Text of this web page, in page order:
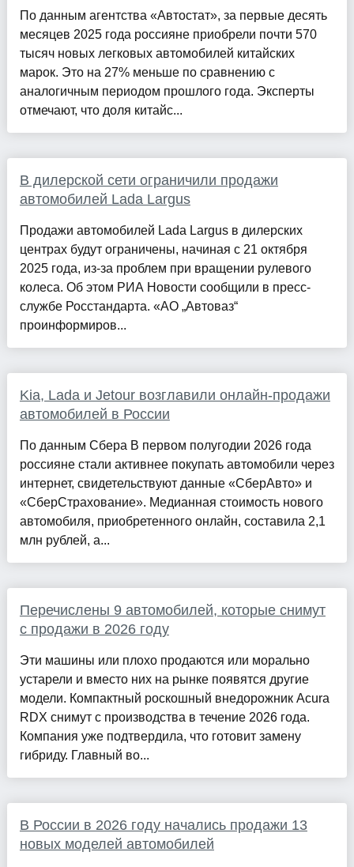
По данным агентства «Автостат», за первые десять
месяцев 2025 года россияне приобрели почти 570
тысяч новых легковых автомобилей китайских
марок. Это на 27% меньше по сравнению с
аналогичным периодом прошлого года. Эксперты
отмечают, что доля китайс...
В дилерской сети ограничили продажи
автомобилей Lada Largus
Продажи автомобилей Lada Largus в дилерских
центрах будут ограничены, начиная с 21 октября
2025 года, из-за проблем при вращении рулевого
колеса. Об этом РИА Новости сообщили в пресс-
службе Росстандарта. «АО „Автоваз“
проинформиров...
Kia, Lada и Jetour возглавили онлайн-продажи
автомобилей в России
По данным Сбера В первом полугодии 2026 года
россияне стали активнее покупать автомобили через
интернет, свидетельствуют данные «СберАвто» и
«СберСтрахование». Медианная стоимость нового
автомобиля, приобретенного онлайн, составила 2,1
млн рублей, а...
Перечислены 9 автомобилей, которые снимут
с продажи в 2026 году
Эти машины или плохо продаются или морально
устарели и вместо них на рынке появятся другие
модели. Компактный роскошный внедорожник Acura
RDX снимут с производства в течение 2026 года.
Компания уже подтвердила, что готовит замену
гибриду. Главный во...
В России в 2026 году начались продажи 13
новых моделей автомобилей